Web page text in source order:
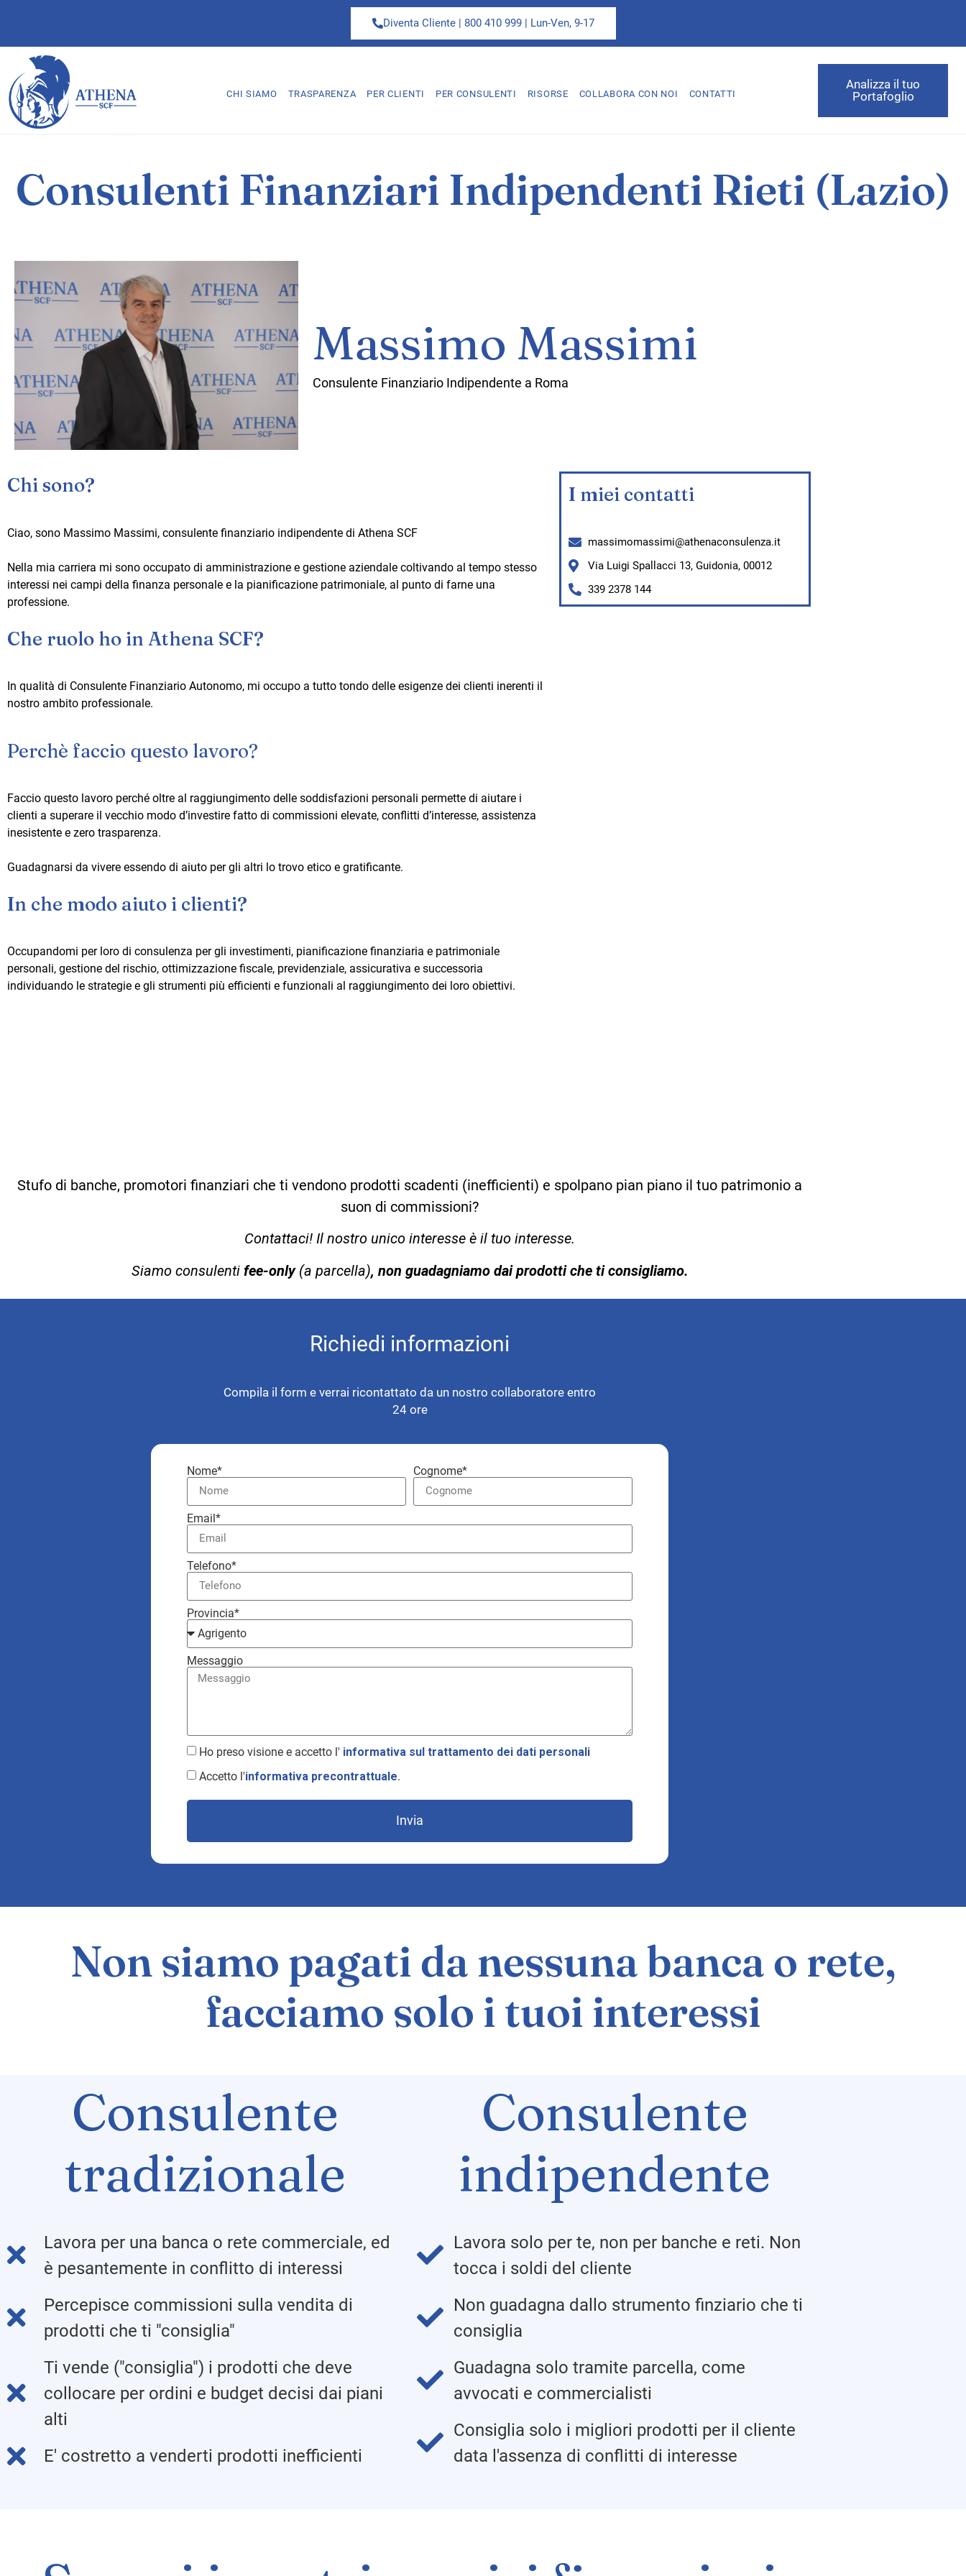
Diventa Cliente | 800 410 999 | Lun-Ven, 9-17
CHI SIAMO TRASPARENZA PER CLIENTI PER CONSULENTI RISORSE COLLABORA CON NOI CONTATTI
Analizza il tuo
Portafoglio
Consulenti Finanziari Indipendenti Rieti (Lazio)
Massimo Massimi
Consulente Finanziario Indipendente a Roma
Chi sono?
Ciao, sono Massimo Massimi, consulente finanziario indipendente di Athena SCF
Nella mia carriera mi sono occupato di amministrazione e gestione aziendale coltivando al tempo stesso
interessi nei campi della finanza personale e la pianificazione patrimoniale, al punto di farne una
professione.
Che ruolo ho in Athena SCF?
In qualità di Consulente Finanziario Autonomo, mi occupo a tutto tondo delle esigenze dei clienti inerenti il
nostro ambito professionale.
Perchè faccio questo lavoro?
Faccio questo lavoro perché oltre al raggiungimento delle soddisfazioni personali permette di aiutare i
clienti a superare il vecchio modo d’investire fatto di commissioni elevate, conflitti d’interesse, assistenza
inesistente e zero trasparenza.
Guadagnarsi da vivere essendo di aiuto per gli altri lo trovo etico e gratificante.
In che modo aiuto i clienti?
Occupandomi per loro di consulenza per gli investimenti, pianificazione finanziaria e patrimoniale
personali, gestione del rischio, ottimizzazione fiscale, previdenziale, assicurativa e successoria
individuando le strategie e gli strumenti più efficienti e funzionali al raggiungimento dei loro obiettivi.
I miei contatti
massimomassimi@athenaconsulenza.it
Via Luigi Spallacci 13, Guidonia, 00012
339 2378 144
Stufo di banche, promotori finanziari che ti vendono prodotti scadenti (inefficienti) e spolpano pian piano il tuo patrimonio a
suon di commissioni?
Contattaci! Il nostro unico interesse è il tuo interesse.
Siamo consulentifee-only (a parcella), non guadagniamo dai prodotti che ti consigliamo.
Richiedi informazioni
Compila il form e verrai ricontattato da un nostro collaboratore entro
24 ore
Nome* Cognome*
Email*
Telefono*
Provincia*
Messaggio
Ho preso visione e accetto l' informativa sul trattamento dei dati personali
Accetto l'informativa precontrattuale.
Invia
Non siamo pagati da nessuna banca o rete,
facciamo solo i tuoi interessi
Consulente
tradizionale
Lavora per una banca o rete commerciale, ed
è pesantemente in conflitto di interessi
Percepisce commissioni sulla vendita di
prodotti che ti "consiglia"
Ti vende ("consiglia") i prodotti che deve
collocare per ordini e budget decisi dai piani
alti
E' costretto a venderti prodotti inefficienti
Consulente
indipendente
Lavora solo per te, non per banche e reti. Non
tocca i soldi del cliente
Non guadagna dallo strumento finziario che ti
consiglia
Guadagna solo tramite parcella, come
avvocati e commercialisti
Consiglia solo i migliori prodotti per il cliente
data l'assenza di conflitti di interesse